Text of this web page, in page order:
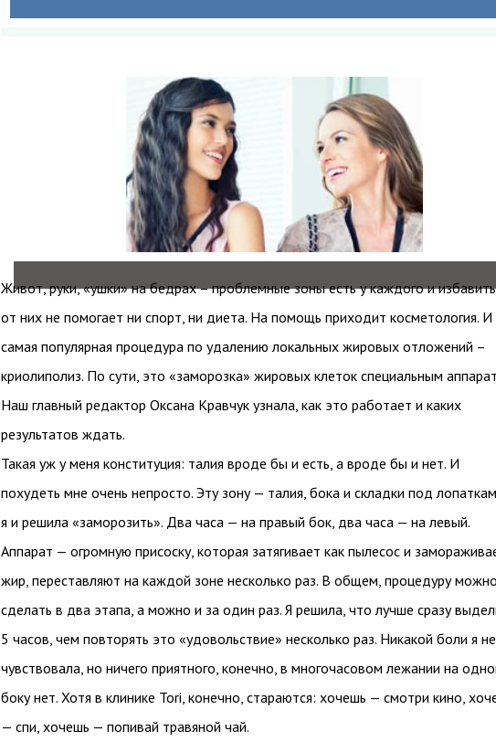
Живот, руки, «ушки» на бедрах – проблемные зоны есть у каждого и
от них не помогает ни спорт, ни диета. На помощь приходит косметология. И
самая популярная процедура по удалению локальных жировых отложений –
криолиполиз. По сути, это «заморозка» жировых клеток специальным
Наш главный редактор Оксана Кравчук узнала, как это работает и каких
результатов ждать.
Такая уж у меня конституция: талия вроде бы и есть, а вроде бы и нет. И
похудеть мне очень непросто. Эту зону — талия, бока и складки под
я и решила «заморозить». Два часа — на правый бок, два часа — на левый.
Аппарат — огромную присоску, которая затягивает как пылесос и
жир, переставляют на каждой зоне несколько раз. В общем, процедуру
сделать в два этапа, а можно и за один раз. Я решила, что лучше сразу
5 часов, чем повторять это «удовольствие» несколько раз. Никакой боли я не
чувствовала, но ничего приятного, конечно, в многочасовом лежании на
боку нет. Хотя в клинике Tori, конечно, стараются: хочешь — смотри кино,
— спи, хочешь — попивай травяной чай.